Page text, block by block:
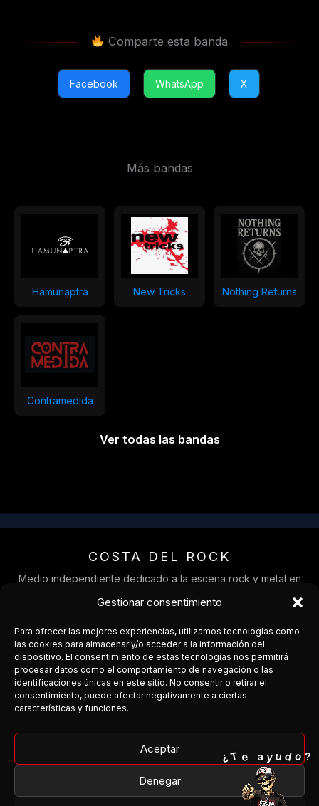
Gestionar consentimiento
Para ofrecer las mejores experiencias, utilizamos tecnologías como
las cookies para almacenar y/o acceder a la información del
dispositivo. El consentimiento de estas tecnologías nos permitirá
procesar datos como el comportamiento de navegación o las
identificaciones únicas en este sitio. No consentir o retirar el
consentimiento, puede afectar negativamente a ciertas
características y funciones.
Aceptar
Denegar
Comparte esta banda
Facebook WhatsApp X
Más bandas
Hamunaptra New Tricks Nothing Returns
Contramedida
Ver todas las bandas
COSTA DEL ROCK
Medio independiente dedicado a la escena rock y metal en
Cobertura, agenda y conexión entre bandas y público.
Facebook
Instagram
¿Organizas un concierto?
→ Escríbenos
¿T e a y udo ?